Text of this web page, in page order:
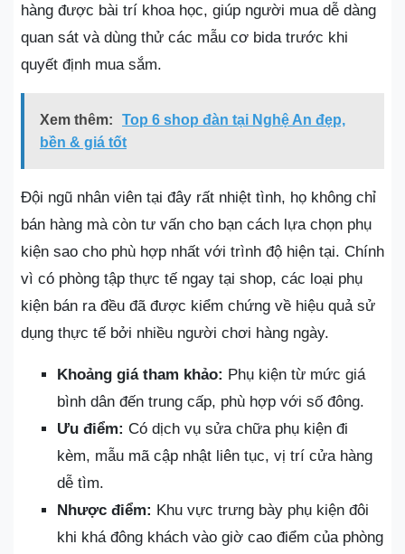
hàng được bài trí khoa học, giúp người mua dễ dàng
quan sát và dùng thử các mẫu cơ bida trước khi
quyết định mua sắm.
Xem thêm:
Top 6 shop đàn tại Nghệ An đẹp,
bền & giá tốt
Đội ngũ nhân viên tại đây rất nhiệt tình, họ không chỉ
bán hàng mà còn tư vấn cho bạn cách lựa chọn phụ
kiện sao cho phù hợp nhất với trình độ hiện tại. Chính
vì có phòng tập thực tế ngay tại shop, các loại phụ
kiện bán ra đều đã được kiểm chứng về hiệu quả sử
dụng thực tế bởi nhiều người chơi hàng ngày.
Khoảng giá tham khảo: Phụ kiện từ mức giá
bình dân đến trung cấp, phù hợp với số đông.
Ưu điểm: Có dịch vụ sửa chữa phụ kiện đi
kèm, mẫu mã cập nhật liên tục, vị trí cửa hàng
dễ tìm.
Nhược điểm: Khu vực trưng bày phụ kiện đôi
khi khá đông khách vào giờ cao điểm của phòng